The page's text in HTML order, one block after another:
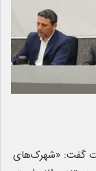
گفت: «شهرک‌های